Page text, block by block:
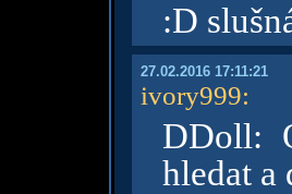
:D
27.02.2016 17:11:21
ivory999:
DDoll:
hledat a